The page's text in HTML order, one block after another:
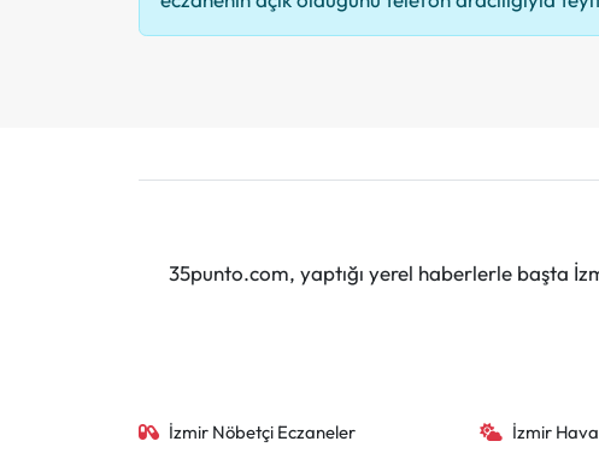
35punto.com, yaptığı yerel haberlerle başta
İzmir Nöbetçi Eczaneler İzmir